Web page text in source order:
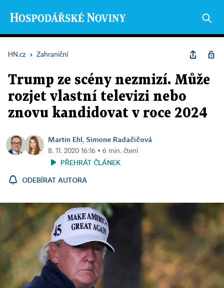
HN.cz › Zahraniční
Trump ze scény nezmizí. Může
rozjet vlastní televizi nebo
znovu kandidovat v roce 2024
Martin Ehl, Simone Radačičová
8. 11. 2020 16:16 ▪ 6 min. čtení
PŘEHRÁT ČLÁNEK
ODEBÍRAT AUTORA